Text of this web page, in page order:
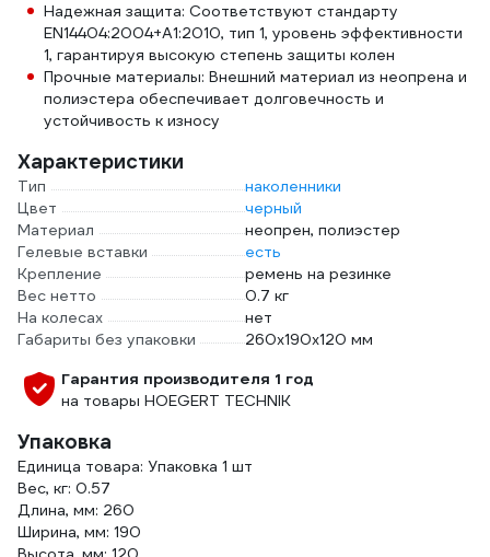
Надежная защита: Соответствуют стандарту
EN14404:2004+A1:2010, тип 1, уровень эффективности
1, гарантируя высокую степень защиты колен
Прочные материалы: Внешний материал из неопрена и
полиэстера обеспечивает долговечность и
устойчивость к износу
Характеристики
Тип
наколенники
Цвет
черный
Материал
неопрен, полиэстер
Гелевые вставки
есть
Крепление
ремень на резинке
Вес нетто
0.7 кг
На колесах
нет
Габариты без упаковки
260x190x120 мм
Гарантия производителя 1 год
на товары HOEGERT TECHNIK
Упаковка
Единица товара: Упаковка 1 шт
Вес, кг: 0.57
Длина, мм: 260
Ширина, мм: 190